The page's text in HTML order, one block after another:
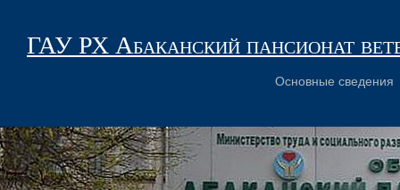
ГАУ РХ Абаканский пансионат
Основные сведения